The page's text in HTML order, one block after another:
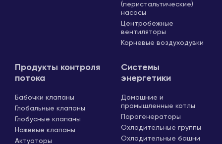
(перистальтические)
насосы
Центробежные
вентиляторы
Корневые воздуходувки
Продукты контроля
потока
Бабочки клапаны
Глобальные клапаны
Глобусные клапаны
Ножевые клапаны
Актуаторы
Системы
энергетики
Домашние и
промышленные котлы
Парогенераторы
Охладительные группы
Охладительные башни